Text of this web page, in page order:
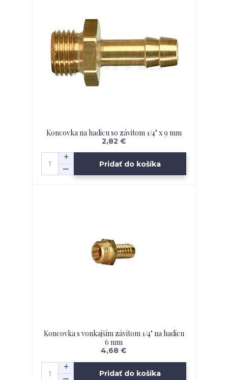
Koncovka na hadicu so závitom 1/4" x 9 mm
2,82 €
Pridať do košíka
Koncovka s vonkajším závitom 1/4" na hadicu
6 mm
4,68 €
Pridať do košíka